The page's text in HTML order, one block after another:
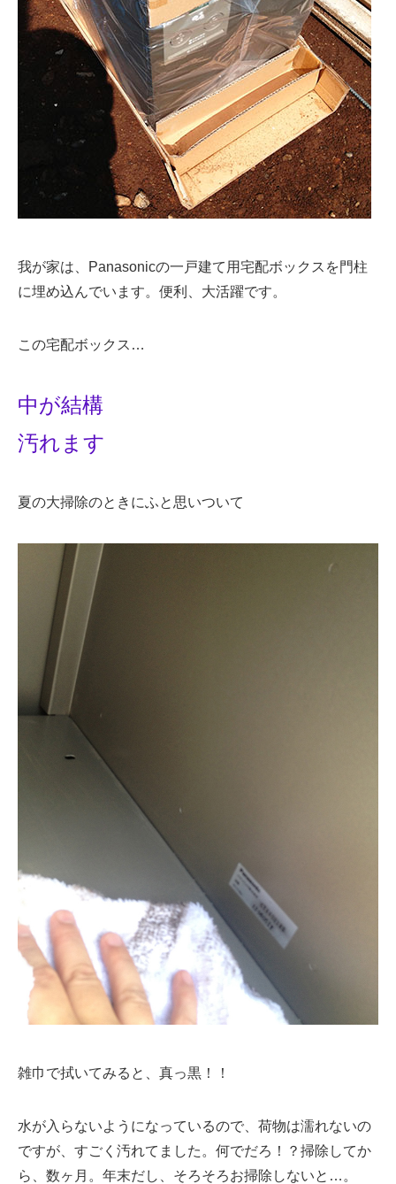
我が家は、Panasonicの一戸建て用宅配ボックスを門柱
に埋め込んでいます。便利、大活躍です。
この宅配ボックス…
中が結構
汚れます
夏の大掃除のときにふと思いついて
雑巾で拭いてみると、真っ黒！！
水が入らないようになっているので、荷物は濡れないの
ですが、すごく汚れてました。何でだろ！？掃除してか
ら、数ヶ月。年末だし、そろそろお掃除しないと…。